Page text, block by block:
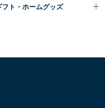
フト・ホームグッズ